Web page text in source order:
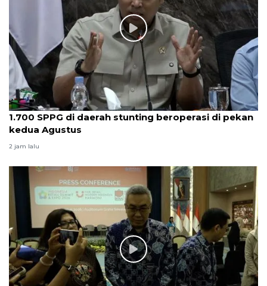
1.700 SPPG di daerah stunting beroperasi di pekan
kedua Agustus
2 jam lalu